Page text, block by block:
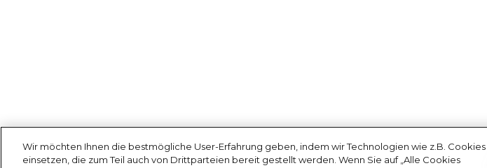
Wir möchten Ihnen die bestmögliche User-Erfahrung geben, indem wir Technologien wie z.B. Cookies
einsetzen, die zum Teil auch von Drittparteien bereit gestellt werden. Wenn Sie auf „Alle Cookies